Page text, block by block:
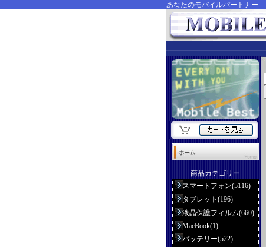
あなたのモバイルパートナー
商品カテゴリー
スマートフォン(5116)
タブレット(196)
液晶保護フィルム(660)
MacBook(1)
バッテリー(522)